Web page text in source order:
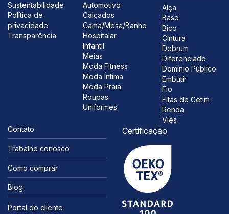
Sustentabilidade
Política de
privacidade
Transparência
Automotivo
Calçados
Cama/Mesa/Banho
Hospitalar
Infantil
Meias
Moda Fitness
Moda Íntima
Moda Praia
Roupas
Uniformes
Alça
Base
Bico
Cintura
Debrum
Diferenciado
Domínio Público
Embutir
Fio
Fitas de Cetim
Renda
Viés
Contato
Trabalhe conosco
Como comprar
Blog
Portal do cliente
Certificação